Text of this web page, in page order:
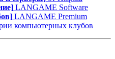
LANGAME Software
LANGAME Premium
компьютерных клубов